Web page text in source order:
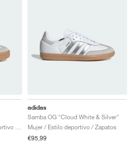
adidas
Samba OG "Cloud White & Silver"
Mujer / Estilo deportivo / Zapatos
€95,99